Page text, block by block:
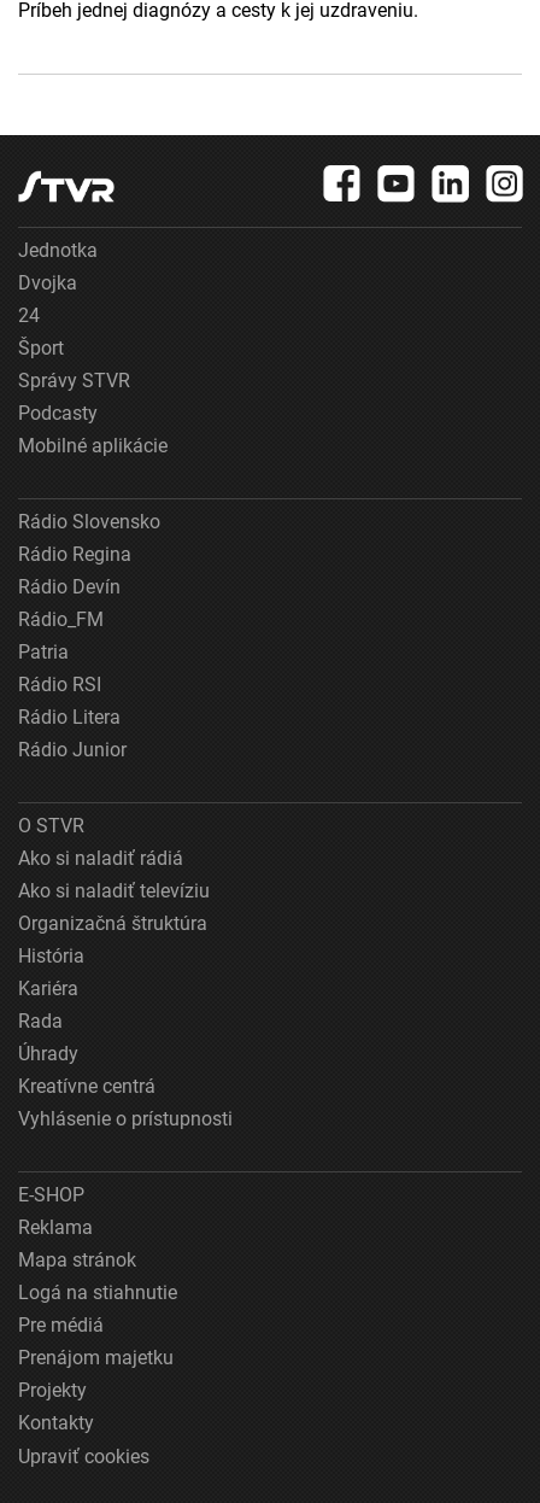
Príbeh jednej diagnózy a cesty k jej uzdraveniu.
Jednotka
Dvojka
24
Šport
Správy STVR
Podcasty
Mobilné aplikácie
Rádio Slovensko
Rádio Regina
Rádio Devín
Rádio_FM
Patria
Rádio RSI
Rádio Litera
Rádio Junior
O STVR
Ako si naladiť rádiá
Ako si naladiť televíziu
Organizačná štruktúra
História
Kariéra
Rada
Úhrady
Kreatívne centrá
Vyhlásenie o prístupnosti
E-SHOP
Reklama
Mapa stránok
Logá na stiahnutie
Pre médiá
Prenájom majetku
Projekty
Kontakty
Upraviť cookies